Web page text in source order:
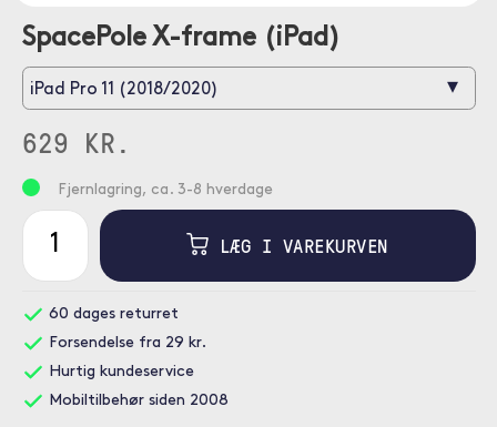
SpacePole X-frame (iPad)
iPad Pro 11 (2018/2020) ▾
629 KR.
Fjernlagring, ca. 3-8 hverdage
LÆG I VAREKURVEN
60 dages returret
Forsendelse fra 29 kr.
Hurtig kundeservice
Mobiltilbehør siden 2008